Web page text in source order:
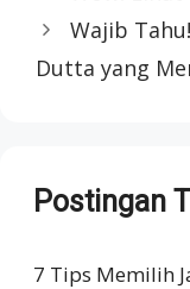
Wajib
Dutta yang
Postingan
7 Tips Memilih